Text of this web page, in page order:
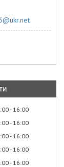
16:00
16:00
16:00
16:00
16:00